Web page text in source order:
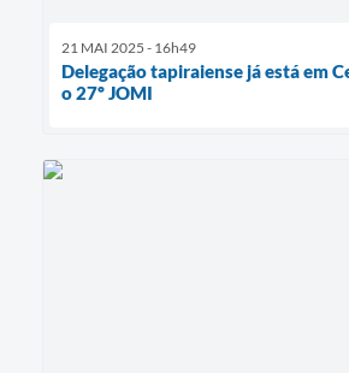
21 MAI 2025 - 16h49
Delegação tapiraiense já está em
o 27º JOMI